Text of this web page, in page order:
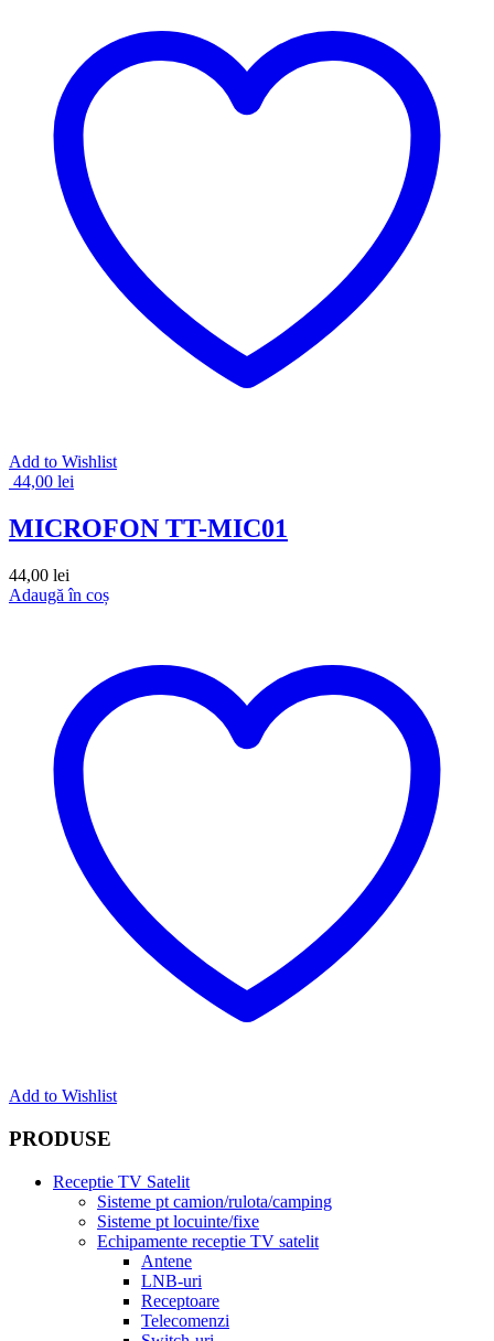
Add to Wishlist
44,00 lei
MICROFON TT-MIC01
44,00 lei
Adaugă în coș
Add to Wishlist
PRODUSE
Receptie TV Satelit
Sisteme pt camion/rulota/camping
Sisteme pt locuinte/fixe
Echipamente receptie TV satelit
Antene
LNB-uri
Receptoare
Telecomenzi